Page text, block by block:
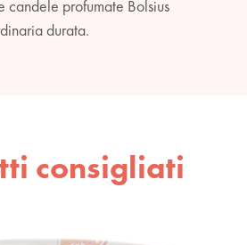
candele profumate Bolsius
durata.
consigliati